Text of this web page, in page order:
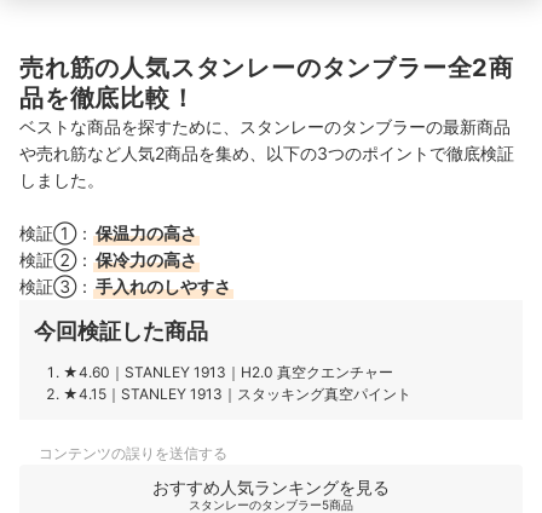
売れ筋の人気スタンレーのタンブラー全2商
品を徹底比較！
ベストな商品を探すために、スタンレーのタンブラーの最新商品
や売れ筋など人気2商品を集め、以下の3つのポイントで徹底検証
しました。
検証①： 保温力の高さ
検証②： 保冷力の高さ
検証③： 手入れのしやすさ
今回検証した商品
★4.60 ｜ STANLEY 1913 ｜ H2.0 真空クエンチャー
★4.15 ｜ STANLEY 1913 ｜ スタッキング真空パイント
コンテンツの誤りを送信する
おすすめ人気ランキングを見る
スタンレーのタンブラー5商品